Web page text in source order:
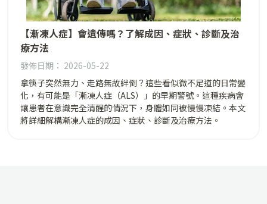
【漸凍人症】會遺傳嗎？了解成因、症狀、診斷及治
療方法
發佈日期： 2026-05-22
拿筷子突然無力、走路無故絆倒？這些看似微不足道的日常變
化，有可能是「漸凍人症（ALS）」的早期警號。這種疾病會
讓患者在意識完全清醒的情況下，身體如同被慢慢凍結。本文
將詳細解構漸凍人症的成因、症狀、診斷及治療方法。